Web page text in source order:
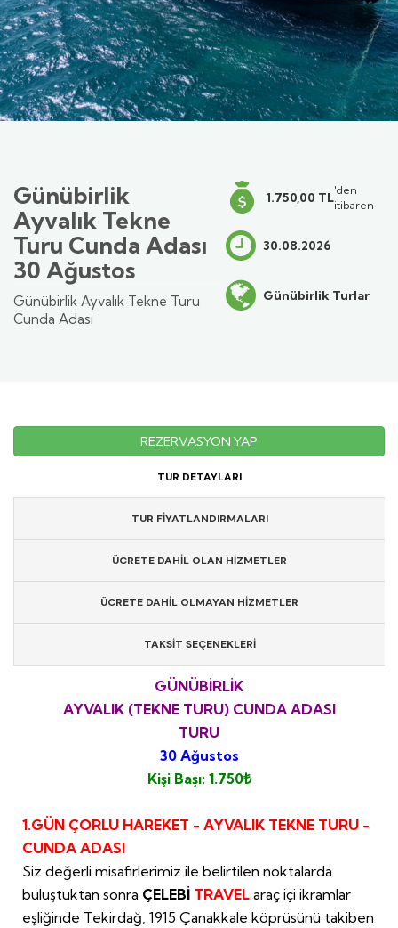
Günübirlik
Ayvalık Tekne
Turu Cunda Adası
30 Ağustos
Günübirlik Ayvalık Tekne Turu
Cunda Adası
1.750,00 TL'den
itibaren
30.08.2026
Günübirlik Turlar
REZERVASYON YAP
TUR DETAYLARI
TUR FİYATLANDIRMALARI
ÜCRETE DAHİL OLAN HİZMETLER
ÜCRETE DAHİL OLMAYAN HİZMETLER
TAKSİT SEÇENEKLERİ
GÜNÜBİRLİK
AYVALIK (TEKNE TURU) CUNDA ADASI
TURU
30 Ağustos
Kişi Başı: 1.750₺
1.GÜN ÇORLU HAREKET - AYVALIK TEKNE TURU -
CUNDA ADASI
Siz değerli misafirlerimiz ile belirtilen noktalarda
buluştuktan sonra ÇELEBİ TRAVEL araç içi ikramlar
eşliğinde Tekirdağ, 1915 Çanakkale köprüsünü takiben